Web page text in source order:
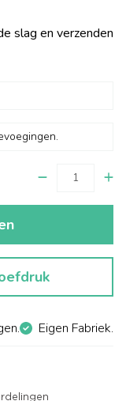
slag en verzenden
Eigen Fabriek.